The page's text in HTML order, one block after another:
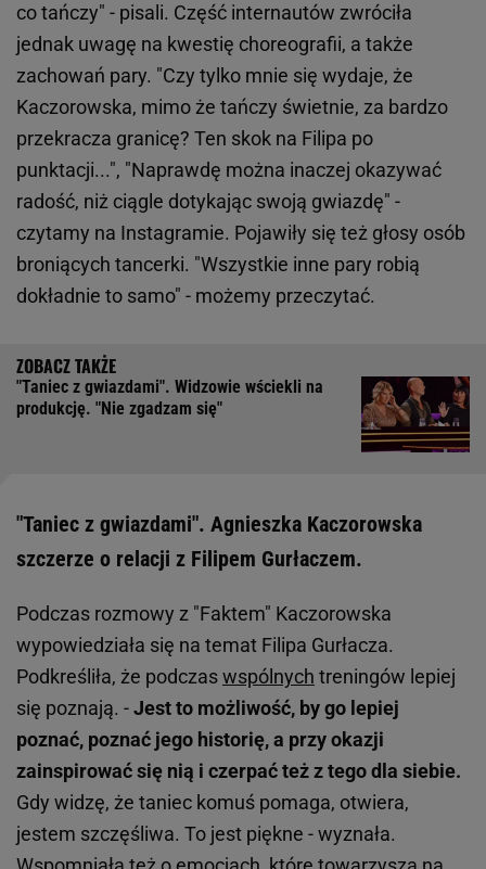
co tańczy" - pisali. Część internautów zwróciła
jednak uwagę na kwestię choreografii, a także
zachowań pary. "Czy tylko mnie się wydaje, że
Kaczorowska, mimo że tańczy świetnie, za bardzo
przekracza granicę? Ten skok na Filipa po
punktacji...", "Naprawdę można inaczej okazywać
radość, niż ciągle dotykając swoją gwiazdę" -
czytamy na Instagramie. Pojawiły się też głosy osób
broniących tancerki. "Wszystkie inne pary robią
dokładnie to samo" - możemy przeczytać.
"Taniec z gwiazdami". Widzowie wściekli na
produkcję. "Nie zgadzam się"
"Taniec z gwiazdami". Agnieszka Kaczorowska
szczerze o relacji z Filipem Gurłaczem.
Podczas rozmowy z "Faktem" Kaczorowska
wypowiedziała się na temat Filipa Gurłacza.
Podkreśliła, że podczaswspólnych treningów lepiej
się poznają. -Jest to możliwość, by go lepiej
poznać, poznać jego historię, a przy okazji
zainspirować się nią i czerpać też z tego dla siebie.
Gdy widzę, że taniec komuś pomaga, otwiera,
jestem szczęśliwa. To jest piękne - wyznała.